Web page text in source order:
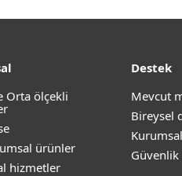
Orta ölçekli
ürünler
hizmetler
Destek
Mevcut
Bireysel